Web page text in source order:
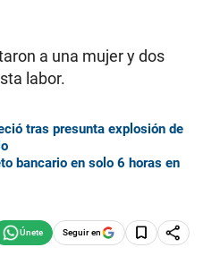
a una mujer y dos
labor.
tras presunta explosión de
bancario en solo 6 horas en
Seguir en